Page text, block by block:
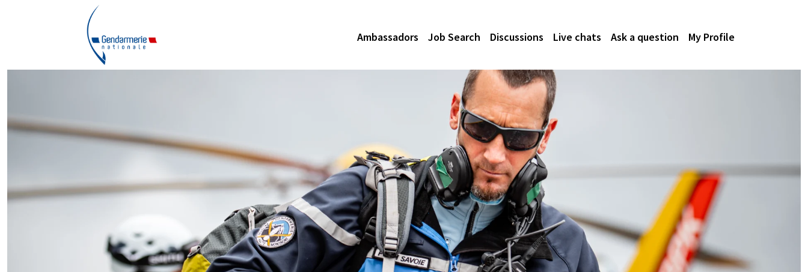
Ambassadors Job Search Discussions Live chats Ask a question My Profile